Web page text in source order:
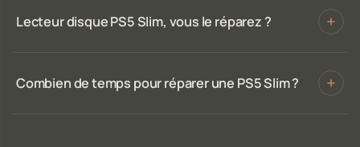
Lecteur disque PS5 Slim, vous le réparez ?
Combien de temps pour réparer une PS5 Slim ?